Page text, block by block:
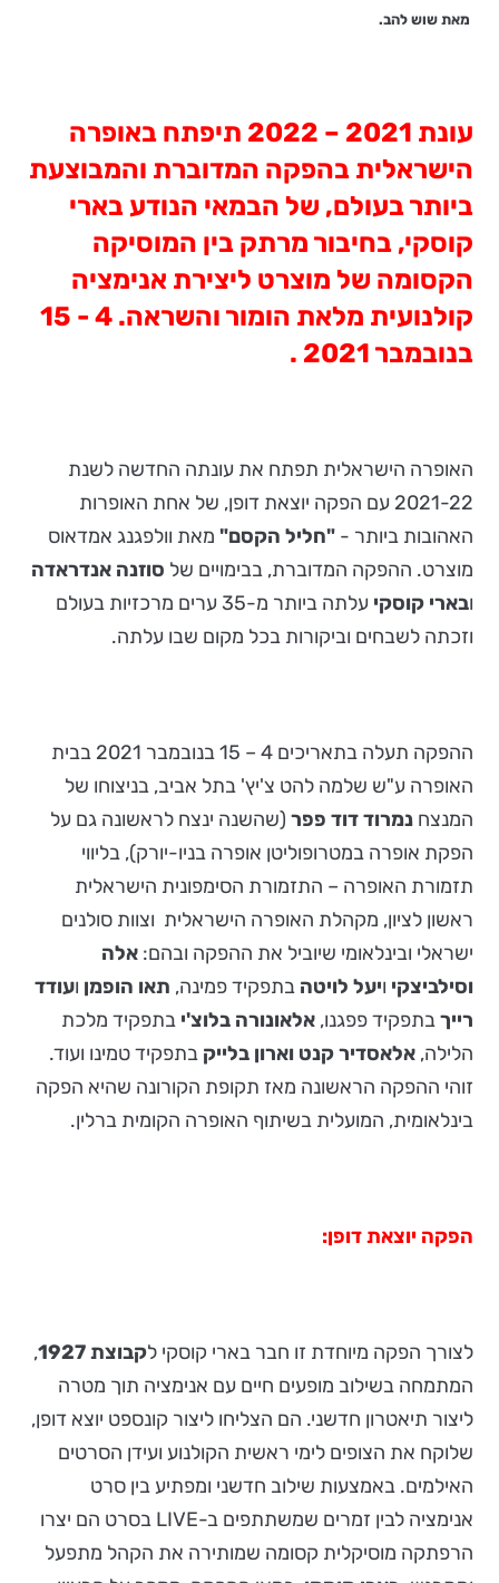
מאת שוש להב.
עונת 2021 – 2022 תיפתח באופרה
הישראלית בהפקה המדוברת והמבוצעת
ביותר בעולם, של הבמאי הנודע בארי
קוסקי, בחיבור מרתק בין המוסיקה
הקסומה של מוצרט ליצירת אנימציה
קולנועית מלאת הומור והשראה. 4 - 15
בנובמבר 2021
.
האופרה הישראלית תפתח את עונתה החדשה לשנת
2021-22 עם הפקה יוצאת דופן, של אחת האופרות
האהובות ביותר - "חליל הקסם" מאת וולפגנג אמדאוס
מוצרט. ההפקה המדוברת, בבימויים של סוזנה אנדראדה
ובארי קוסקי
עלתה ביותר מ-35 ערים מרכזיות בעולם
וזכתה לשבחים וביקורות בכל מקום שבו עלתה.
ההפקה תעלה בתאריכים 4 – 15 בנובמבר 2021 בבית
האופרה ע"ש שלמה להט צ'יץ' בתל אביב, בניצוחו של
המנצח נמרוד דוד פפר (שהשנה ינצח לראשונה גם על
הפקת אופרה במטרופוליטן אופרה בניו-יורק), בליווי
תזמורת האופרה – התזמורת הסימפונית הישראלית
ראשון לציון, מקהלת האופרה הישראלית וצוות סולנים
ישראלי ובינלאומי שיוביל את ההפקה ובהם: אלה
וסילביצקי ויעל לויטה בתפקיד פמינה, תאו הופמן ועודד
רייךבתפקיד פפגנו, אלאונורה בלוצ'י בתפקיד מלכת
הלילה, אלאסדיר קנט וארון בלייק בתפקיד טמינו ועוד.
זוהי ההפקה הראשונה מאז תקופת הקורונה שהיא הפקה
בינלאומית, המועלית בשיתוף האופרה הקומית ברלין.
הפקה יוצאת דופן:
לצורך הפקה מיוחדת זו חבר בארי קוסקי לקבוצת 1927
,
המתמחה בשילוב מופעים חיים עם אנימציה תוך מטרה
ליצור תיאטרון חדשני. הם הצליחו ליצור קונספט יוצא דופן,
שלוקח את הצופים לימי ראשית הקולנוע ועידן הסרטים
האילמים. באמצעות שילוב חדשני ומפתיע בין סרט
אנימציה לבין זמרים שמשתתפים ב-LIVE בסרט הם יצרו
הרפתקה מוסיקלית קסומה שמותירה את הקהל מתפעל